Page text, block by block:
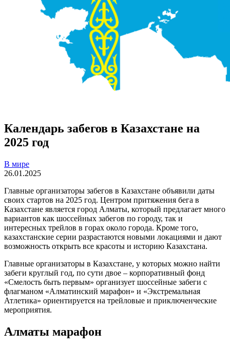
Календарь забегов в Казахстане на
2025 год
В мире
26.01.2025
Главные организаторы забегов в Казахстане объявили даты
своих стартов на 2025 год. Центром притяжения бега в
Казахстане является город Алматы, который предлагает много
вариантов как шоссейных забегов по городу, так и
интересных трейлов в горах около города. Кроме того,
казахстанские серии разрастаются новыми локациями и дают
возможность открыть все красоты и историю Казахстана.
Главные организаторы в Казахстане, у которых можно найти
забеги круглый год, по сути двое – корпоративный фонд
«Смелость быть первым» организует шоссейные забеги с
флагманом «Алматинский марафон» и «Экстремальная
Атлетика» ориентируется на трейловые и приключенческие
мероприятия.
Алматы марафон